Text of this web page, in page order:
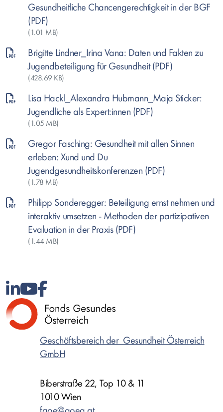
Gesundheitliche Chancengerechtigkeit in der BGF
(1.01 MB)
Brigitte Lindner_Irina Vana: Daten und Fakten zu
Jugendbeteiligung für Gesundheit
(428.69 KB)
Lisa Hackl_Alexandra Hubmann_Maja Sticker:
Jugendliche als Expert:innen
(1.05 MB)
Gregor Fasching: Gesundheit mit allen Sinnen
erleben: Xund und Du
Jugendgesundheitskonferenzen
(1.78 MB)
Philipp Sonderegger: Beteiligung ernst nehmen und
interaktiv umsetzen - Methoden der partizipativen
Evaluation in der Praxis
(1.44 MB)
Geschäftsbereich der Gesundheit Österreich
GmbH
Biberstraße 22, Top 10 & 11
1010 Wien